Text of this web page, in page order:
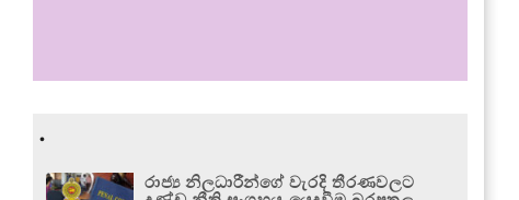
.
රාජ්‍ය නිලධාරීන්ගේ වැරදි තීරණවලට